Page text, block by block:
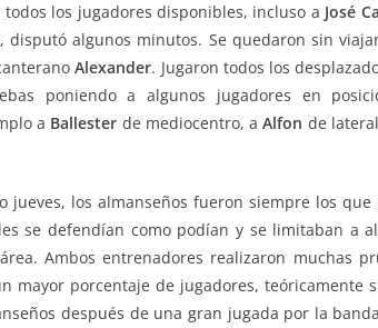
los jugadores disponibles, incluso a José
disputó algunos minutos. Se quedaron sin
Alexander. Jugaron todos los
poniendo a algunos jugadores en
a Ballester de mediocentro, aAlfon de
los almanseños fueron siempre los que
se defendían como podían y se limitaban a
Ambos entrenadores realizaron muchas
mayor porcentaje de jugadores, teóricamente
después de una gran jugada por la